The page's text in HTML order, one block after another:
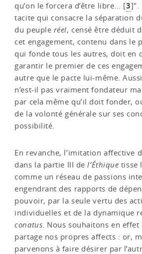
qu’on le forcera d’être libre... [3]".
tacite qui consacre la séparation
du peuple réel, censé être déduit
cet engagement, contenu dans le
qui fonde tous les autres, doit en
garantir le premier de ces
autre que le pacte lui-même.
n’est-il pas vraiment fondateur
par cela même qu’il doit fonder,
de la volonté générale sur ses
possibilité.
En revanche, l’imitation affective
dans la partie III del’Éthique tisse
comme un réseau de passions
engendrant des rapports de
pouvoir, par la seule vertu des
individuelles et de la dynamique
conatus . Nous souhaitons en effet
partage nos propres affects : or,
parvenons à faire désirer par